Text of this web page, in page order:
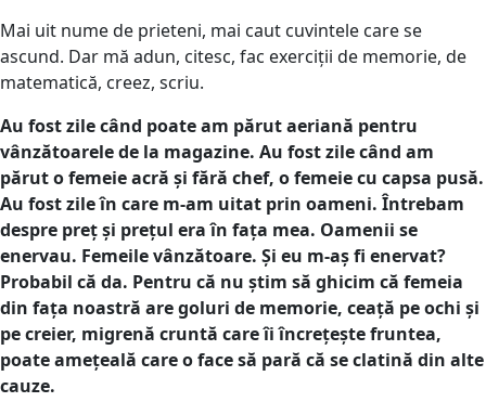
Mai uit nume de prieteni, mai caut cuvintele care se
ascund. Dar mă adun, citesc, fac exerciții de memorie, de
matematică, creez, scriu.
Au fost zile când poate am părut aeriană pentru
vânzătoarele de la magazine. Au fost zile când am
părut o femeie acră și fără chef, o femeie cu capsa pusă.
Au fost zile în care m-am uitat prin oameni. Întrebam
despre preț și prețul era în fața mea. Oamenii se
enervau. Femeile vânzătoare. Și eu m-aș fi enervat?
Probabil că da. Pentru că nu știm să ghicim că femeia
din fața noastră are goluri de memorie, ceață pe ochi și
pe creier, migrenă cruntă care îi încrețește fruntea,
poate amețeală care o face să pară că se clatină din alte
cauze.